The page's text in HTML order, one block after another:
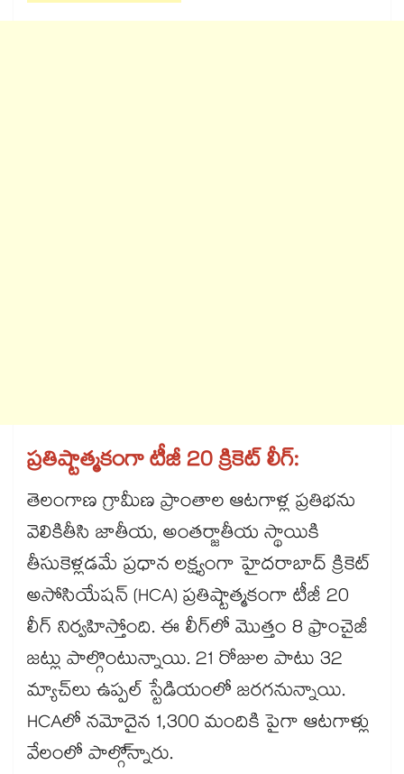
ప్రతిష్టాత్మకంగా టీజీ 20 క్రికెట్ లీగ్:
తెలంగాణ గ్రామీణ ప్రాంతాల ఆటగాళ్ల ప్రతిభను
వెలికితీసి జాతీయ, అంతర్జాతీయ స్థాయికి
తీసుకెళ్లడమే ప్రధాన లక్ష్యంగా హైదరాబాద్ క్రికెట్
అసోసియేషన్ (HCA) ప్రతిష్టాత్మకంగా టీజీ 20
లీగ్ నిర్వహిస్తోంది. ఈ లీగ్‎లో మొత్తం 8 ఫ్రాంచైజీ
జట్లు పాల్గొంటున్నాయి. 21 రోజుల పాటు 32
మ్యాచ్‌లు ఉప్పల్ స్టేడియంలో జరగనున్నాయి.
HCAలో నమోదైన 1,300 మందికి పైగా ఆటగాళ్లు
వేలంలో పాల్గొ్న్నారు.